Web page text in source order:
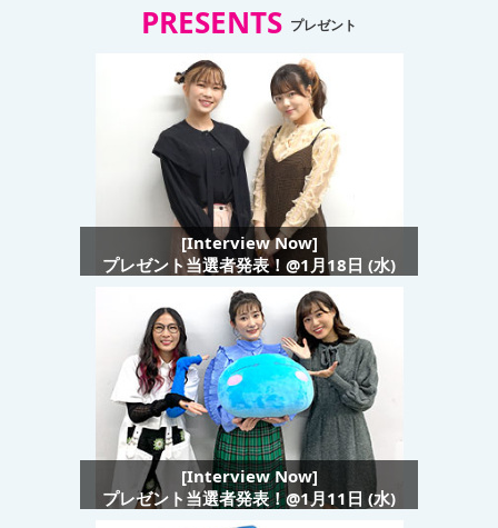
PRESENTS プレゼント
[Interview Now]
プレゼント当選者発表！@1月18日 (水)
[Interview Now]
プレゼント当選者発表！@1月11日 (水)